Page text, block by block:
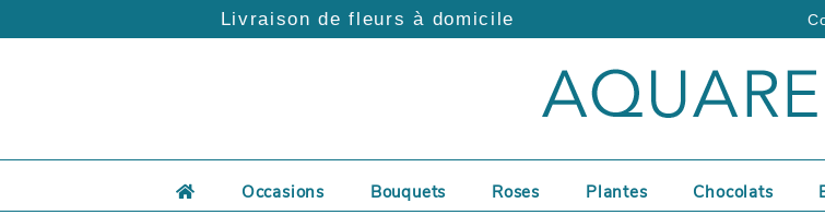
Livraison de fleurs à domicile
Occasions Bouquets Roses Plantes Chocolats